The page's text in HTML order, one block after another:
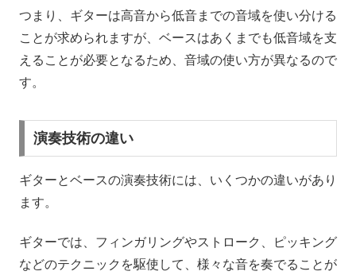
つまり、ギターは高音から低音までの音域を使い分ける
ことが求められますが、ベースはあくまでも低音域を支
えることが必要となるため、音域の使い方が異なるので
す。
演奏技術の違い
ギターとベースの演奏技術には、いくつかの違いがあり
ます。
ギターでは、フィンガリングやストローク、ピッキング
などのテクニックを駆使して、様々な音を奏でることが